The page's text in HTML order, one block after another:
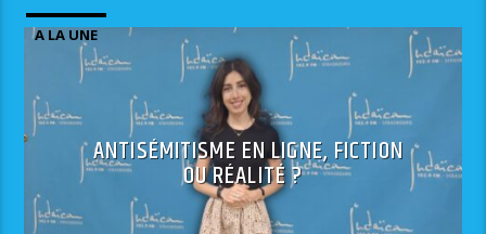
A LA UNE
ANTISÉMITISME EN LIGNE, FICTION
OU RÉALITÉ ?